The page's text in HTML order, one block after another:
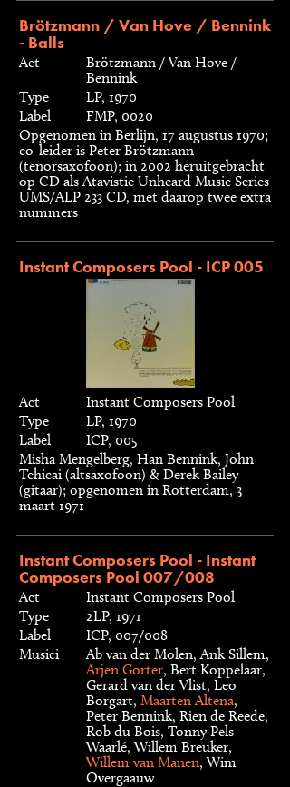
Brötzmann / Van Hove / Bennink
- Balls
Act
Brötzmann / Van Hove /
Bennink
Type
LP, 1970
Label
FMP, 0020
Opgenomen in Berlijn, 17 augustus 1970;
co-leider is Peter Brötzmann
(tenorsaxofoon); in 2002 heruitgebracht
op CD als Atavistic Unheard Music Series
UMS/ALP 233 CD, met daarop twee extra
nummers
Instant Composers Pool - ICP 005
Act
Instant Composers Pool
Type
LP, 1970
Label
ICP, 005
Misha Mengelberg, Han Bennink, John
Tchicai (altsaxofoon) & Derek Bailey
(gitaar); opgenomen in Rotterdam, 3
maart 1971
Instant Composers Pool - Instant
Composers Pool 007/008
Act
Instant Composers Pool
Type
2LP, 1971
Label
ICP, 007/008
Musici
Ab van der Molen, Ank Sillem,
Arjen Gorter, Bert Koppelaar,
Gerard van der Vlist, Leo
Borgart, Maarten Altena,
Peter Bennink, Rien de Reede,
Rob du Bois, Tonny Pels-
Waarlé, Willem Breuker,
Willem van Manen, Wim
Overgaauw